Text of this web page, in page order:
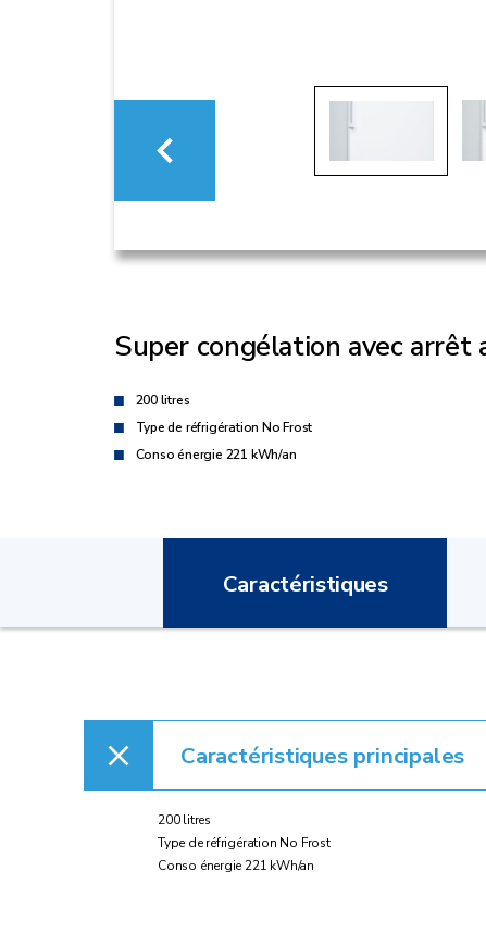
Super congélation avec arrêt
200 litres
Type de réfrigération No Frost
Conso énergie 221 kWh/an
Caractéristiques
Caractéristiques principales
200 litres
Type de réfrigération No Frost
Conso énergie 221 kWh/an